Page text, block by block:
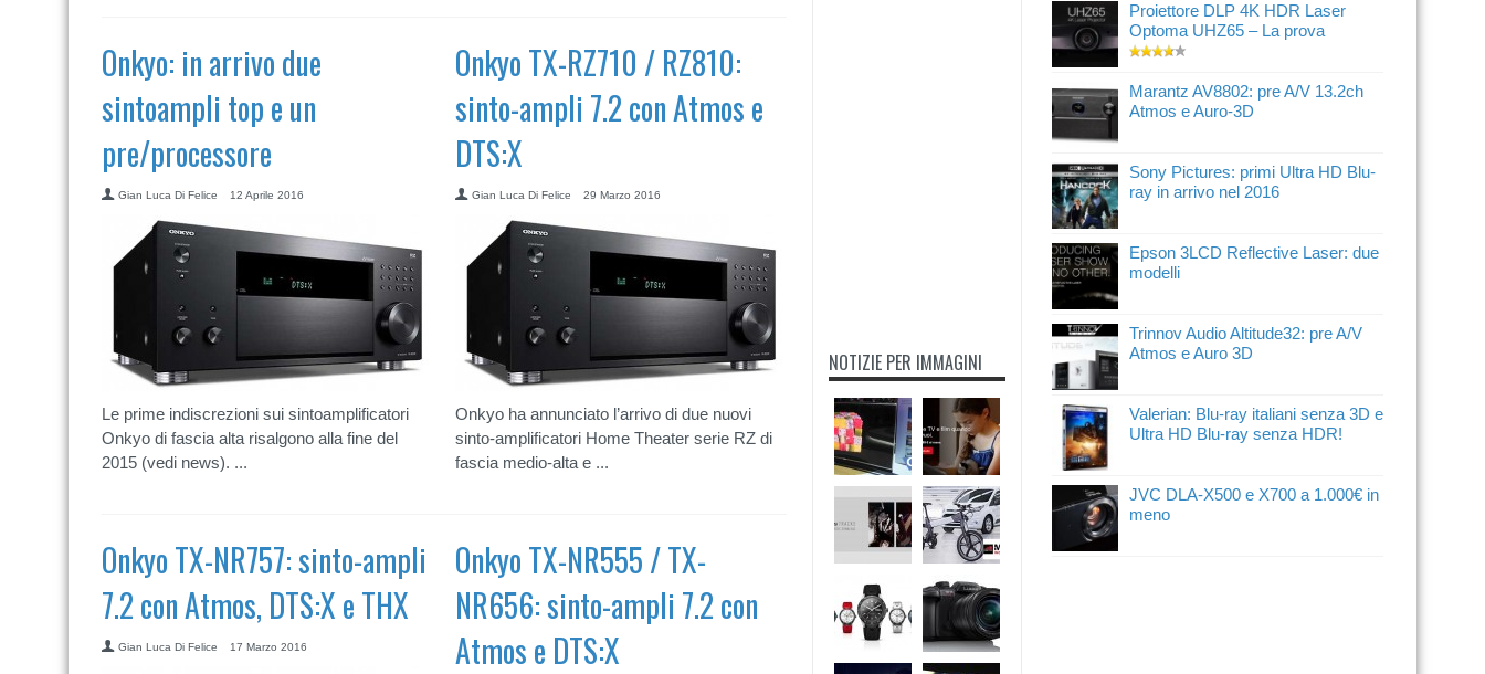
Onkyo: in arrivo due
sintoampli top e un
pre/processore
Gian Luca Di Felice 12 Aprile 2016
Le prime indiscrezioni sui sintoamplificatori
Onkyo di fascia alta risalgono alla fine del
2015 (vedi news). ...
Onkyo TX-RZ710 / RZ810:
sinto-ampli 7.2 con Atmos e
DTS:X
Gian Luca Di Felice 29 Marzo 2016
Onkyo ha annunciato l’arrivo di due nuovi
sinto-amplificatori Home Theater serie RZ di
fascia medio-alta e ...
Onkyo TX-NR757: sinto-ampli
7.2 con Atmos, DTS:X e THX
Gian Luca Di Felice 17 Marzo 2016
Onkyo TX-NR555 / TX-
NR656: sinto-ampli 7.2 con
Atmos e DTS:X
NOTIZIE PER IMMAGINI
Proiettore DLP 4K HDR Laser
Optoma UHZ65 – La prova
Marantz AV8802: pre A/V 13.2ch
Atmos e Auro-3D
Sony Pictures: primi Ultra HD Blu-
ray in arrivo nel 2016
Epson 3LCD Reflective Laser: due
modelli
Trinnov Audio Altitude32: pre A/V
Atmos e Auro 3D
Valerian: Blu-ray italiani senza 3D e
Ultra HD Blu-ray senza HDR!
JVC DLA-X500 e X700 a 1.000€ in
meno